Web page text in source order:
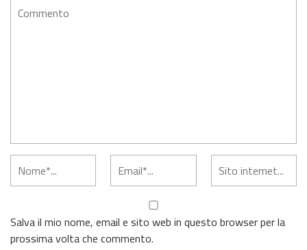
Salva il mio nome, email e sito web in questo browser per la
prossima volta che commento.